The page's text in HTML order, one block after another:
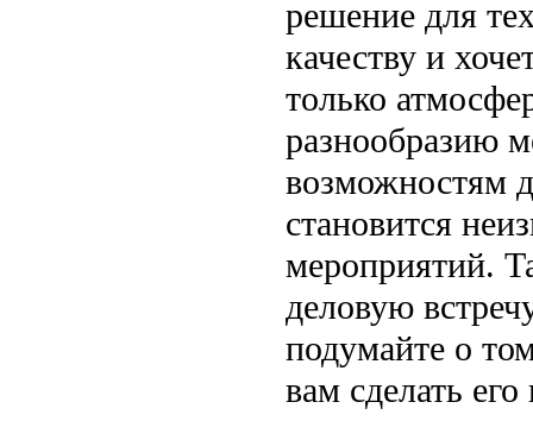
решение для
качеству и
только
разнообразию
возможностям
становится
мероприятий.
деловую
подумайте о
вам сделать